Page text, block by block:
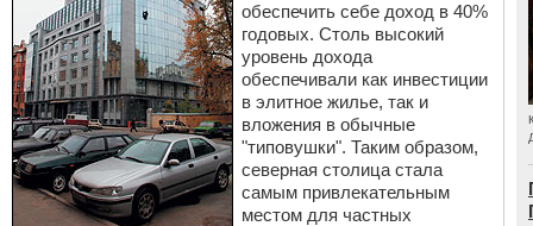
обеспечить себе доход в 40%
годовых. Столь высокий
уровень дохода
обеспечивали как инвестиции
в элитное жилье, так и
вложения в обычные
"типовушки". Таким образом,
северная столица стала
самым привлекательным
местом для частных